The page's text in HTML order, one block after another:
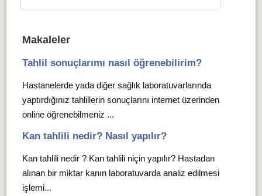
Makaleler
Tahlil sonuçlarımı nasıl öğrenebilirim?
Hastanelerde yada diğer sağlık laboratuvarlarında
yaptırdığınız tahlillerin sonuçlarını internet üzerinden
online öğrenebilmeniz ...
Kan tahlili nedir? Nasıl yapılır?
Kan tahlili nedir ? Kan tahlili niçin yapılır? Hastadan
alınan bir miktar kanın laboratuvarda analiz edilmesi
işlemi...